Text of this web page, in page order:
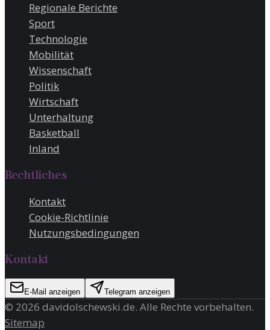
Regionale Berichte
Sport
Technologie
Mobilität
Wissenschaft
Politik
Wirtschaft
Unterhaltung
Basketball
Inland
Rechtliches
Kontakt
Cookie-Richtlinie
Nutzungsbedingungen
Kontakt
E-Mail anzeigen Telegram anzeigen
© 2026 davidolschewski.de. Alle Rechte vorbehalten.
Sitemap